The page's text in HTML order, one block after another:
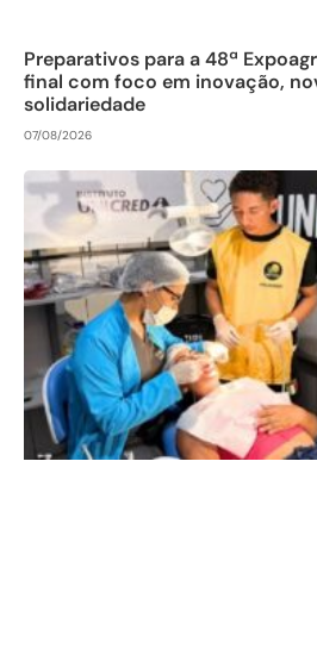
Preparativos para a 48ª
final com foco em inovação,
solidariedade
07/08/2026